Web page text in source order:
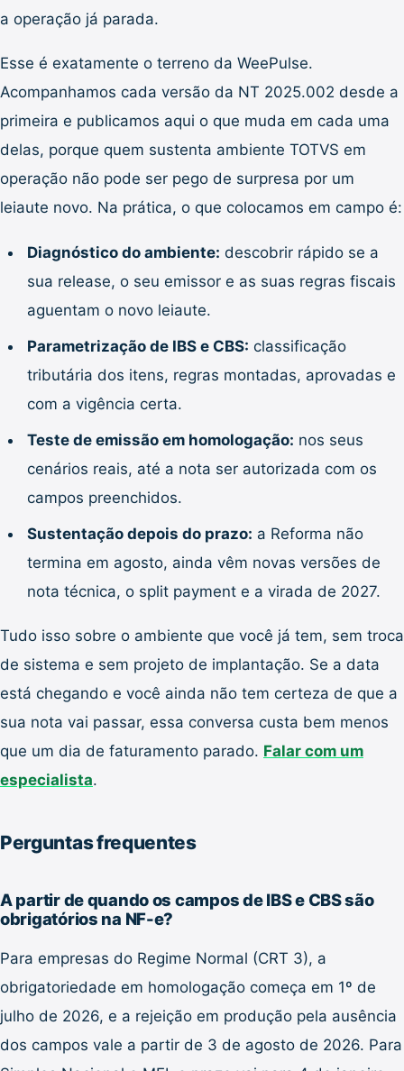
a operação já parada.
Esse é exatamente o terreno da WeePulse.
Acompanhamos cada versão da NT 2025.002 desde a
primeira e publicamos aqui o que muda em cada uma
delas, porque quem sustenta ambiente TOTVS em
operação não pode ser pego de surpresa por um
leiaute novo. Na prática, o que colocamos em campo é:
Diagnóstico do ambiente: descobrir rápido se a
sua release, o seu emissor e as suas regras fiscais
aguentam o novo leiaute.
Parametrização de IBS e CBS: classificação
tributária dos itens, regras montadas, aprovadas e
com a vigência certa.
Teste de emissão em homologação: nos seus
cenários reais, até a nota ser autorizada com os
campos preenchidos.
Sustentação depois do prazo: a Reforma não
termina em agosto, ainda vêm novas versões de
nota técnica, o split payment e a virada de 2027.
Tudo isso sobre o ambiente que você já tem, sem troca
de sistema e sem projeto de implantação. Se a data
está chegando e você ainda não tem certeza de que a
sua nota vai passar, essa conversa custa bem menos
que um dia de faturamento parado. Falar com um
especialista.
Perguntas frequentes
A partir de quando os campos de IBS e CBS são
obrigatórios na NF-e?
Para empresas do Regime Normal (CRT 3), a
obrigatoriedade em homologação começa em 1º de
julho de 2026, e a rejeição em produção pela ausência
dos campos vale a partir de 3 de agosto de 2026. Para